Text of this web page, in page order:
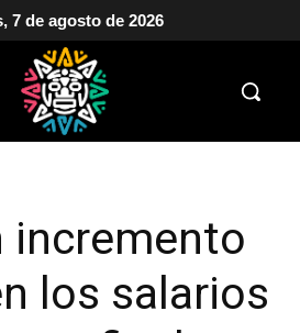
7 de agosto de 2026
incremento
los salarios